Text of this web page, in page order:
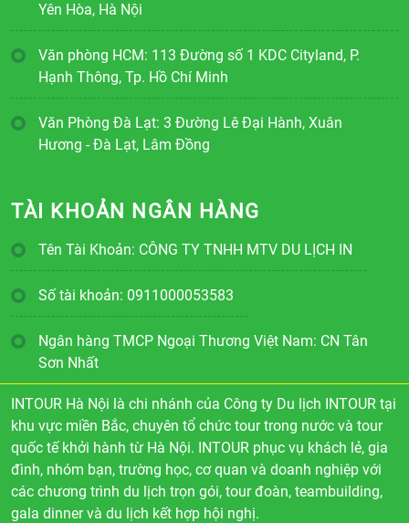
Yên Hòa, Hà Nội
Văn phòng HCM: 113 Đường số 1 KDC Cityland, P.
Hạnh Thông, Tp. Hồ Chí Minh
Văn Phòng Đà Lạt: 3 Đường Lê Đại Hành, Xuân
Hương - Đà Lạt, Lâm Đồng
TÀI KHOẢN NGÂN HÀNG
Tên Tài Khoản: CÔNG TY TNHH MTV DU LỊCH IN
Số tài khoản: 0911000053583
Ngân hàng TMCP Ngoại Thương Việt Nam: CN Tân
Sơn Nhất
INTOUR Hà Nội là chi nhánh của Công ty Du lịch INTOUR tại
khu vực miền Bắc, chuyên tổ chức tour trong nước và tour
quốc tế khởi hành từ Hà Nội. INTOUR phục vụ khách lẻ, gia
đình, nhóm bạn, trường học, cơ quan và doanh nghiệp với
các chương trình du lịch trọn gói, tour đoàn, teambuilding,
gala dinner và du lịch kết hợp hội nghị.